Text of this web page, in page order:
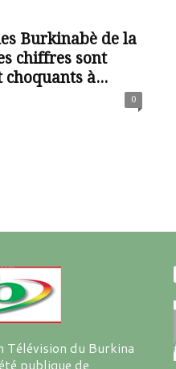
Burkinabè de la
chiffres sont
à...
0
Télévision du Burkina
publique de